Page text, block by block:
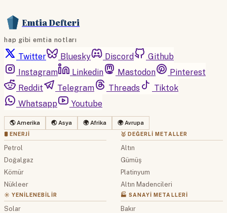
Emtia Defteri
hap gibi emtia notları
Twitter Bluesky Discord
Github
Instagram
Linkedin Mastodon
Pinterest
Reddit
Telegram Threads
Tiktok
Whatsapp
Youtube
🌎 Amerika 🌏 Asya 🌍 Afrika 🌍 Avrupa
🛢 ENERJI
Petrol
Doğalgaz
Kömür
Nükleer
☀️ YENILENEBILIR
Solar
🥇 DEĞERLI METALLER
Altın
Gümüş
Platinyum
Altın Madencileri
🏭 SANAYI METALLERI
Bakır